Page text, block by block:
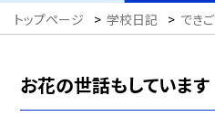
トップページ > 学校日記 > でき
お花の世話もしています